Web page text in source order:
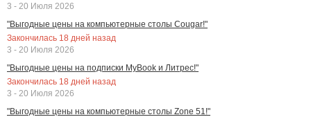
3 - 20 Июля 2026
"Выгодные цены на компьютерные столы Cougar!"
Закончилась 18 дней назад
3 - 20 Июля 2026
"Выгодные цены на подписки MyBook и Литрес!"
Закончилась 18 дней назад
3 - 20 Июля 2026
"Выгодные цены на компьютерные столы Zone 51!"